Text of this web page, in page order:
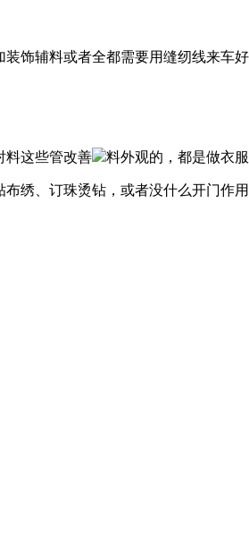
饰辅料或者全都需要用缝纫线来车好
料这些管改善 料外观的，都是做衣服
绣、订珠烫钻，或者没什么开门作用